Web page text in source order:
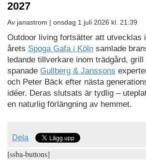
2027
Av janastrom | onsdag 1 juli 2026 kl. 21:39
Outdoor living fortsätter att utvecklas
årets Spoga Gafa i Köln samlade
ledande tillverkare inom trädgård,
spanade Gullberg & Janssons
och Peter Bäck efter nästa
idéer. Deras slutsats är tydlig –
en naturlig förlängning av hemmet.
Dela
[ssba-buttons]